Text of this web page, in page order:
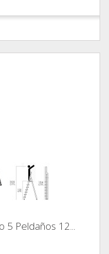
Peldaños 12...